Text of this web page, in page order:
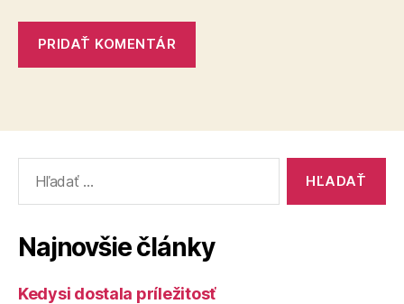
Najnovšie články
Kedysi dostala príležitosť